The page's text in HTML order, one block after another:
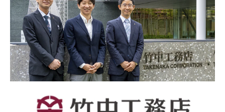
活用事例｜クラウドサービス事業者様